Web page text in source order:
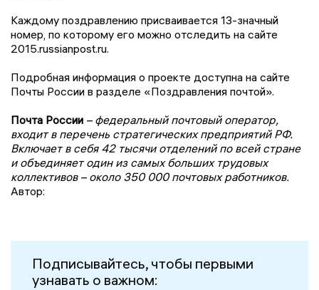
Каждому поздравлению присваивается 13-значный
номер, по которому его можно отследить на сайте
2015.russianpost.ru.
Подробная информация о проекте доступна на сайте
Почты России в разделе «Поздравления почтой».
Почта России – федеральный почтовый оператор,
входит в перечень стратегических предприятий РФ.
Включает в себя 42 тысячи отделений по всей стране
и объединяет один из самых больших трудовых
коллективов – около 350 000 почтовых работников.
Автор:
Подписывайтесь, чтобы первыми
узнавать о важном: